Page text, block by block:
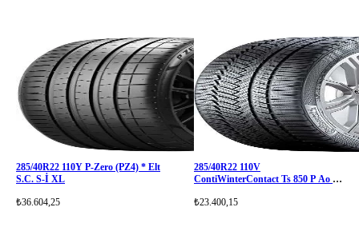
285/40R22 110Y P-Zero (PZ4) * Elt
S.C. S-İ XL
₺36.604,25
285/40R22 110V
ContiWinterContact Ts 850 P Ao Xl
₺23.400,15